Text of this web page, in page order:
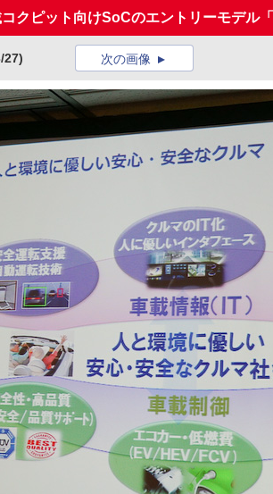
クピット向けSoCのエントリーモデル
27) 次の画像